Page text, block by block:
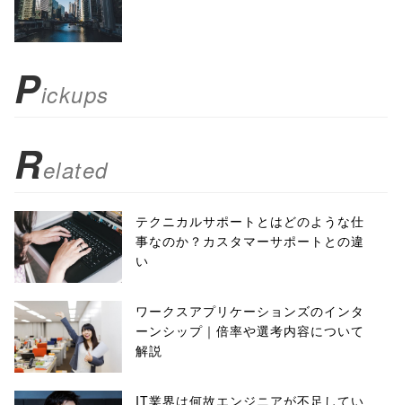
scrollbars=yes'
false;"> シェア
Pickups
Related
テクニカルサポートとはどのような仕
事なのか？カスタマーサポートとの違
い
ワークスアプリケーションズのインタ
ーンシップ｜倍率や選考内容について
解説
IT業界は何故エンジニアが不足してい